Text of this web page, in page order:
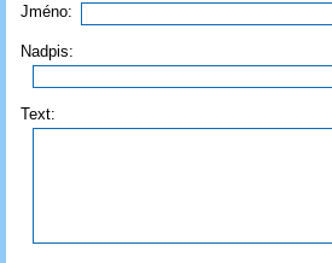
Jméno:
Nadpis:
Text: